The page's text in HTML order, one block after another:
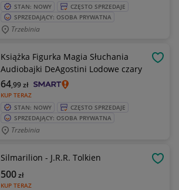
STAN: NOWY
CZĘSTO SPRZEDAJE
SPRZEDAJĄCY: OSOBA PRYWATNA
Trzebinia
Książka Figurka Magia Słuchania
Audiobajki DeAgostini Lodowe czary
KUP TERAZ
64,99zł
STAN: NOWY
CZĘSTO SPRZEDAJE
SPRZEDAJĄCY: OSOBA PRYWATNA
Trzebinia
Silmarilion - J.R.R. Tolkien
KUP TERAZ
500zł